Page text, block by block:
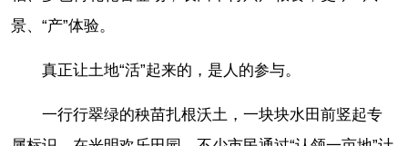
景、“产”体验。
真正让土地“活”起来的，是人的参与。
一行行翠绿的秧苗扎根沃土，一块块水田前竖起专